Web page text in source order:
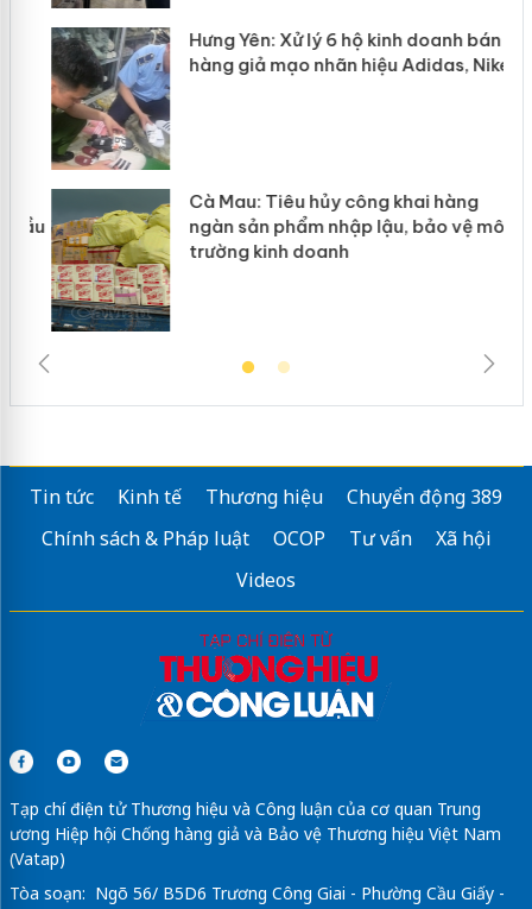
Hưng Yên: Xử lý 6 hộ kinh doanh bán
hàng giả mạo nhãn hiệu Adidas, Nike
Cà Mau: Tiêu hủy công khai hàng
ngàn sản phẩm nhập lậu, bảo vệ môi
trường kinh doanh
Tin tức Kinh tế Thương hiệu
Chuyển động 389
Chính sách & Pháp luật
OCOP Tư vấn
Xã hội
Videos
Tạp chí điện tử Thương hiệu và Công luận của cơ quan Trung
ương Hiệp hội Chống hàng giả và Bảo vệ Thương hiệu Việt Nam
(Vatap)
Tòa soạn: Ngõ 56/ B5D6 Trương Công Giai - Phường Cầu Giấy -